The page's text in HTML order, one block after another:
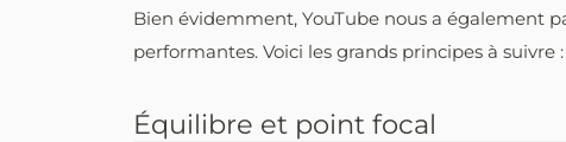
Bien évidemment, YouTube nous a également
performantes. Voici les grands principes à suivre :
Équilibre et point focal